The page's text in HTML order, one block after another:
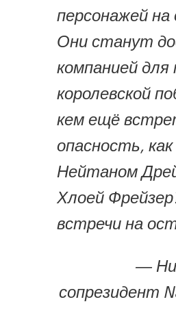
персонажей
Они станут
компанией для
королевской
кем ещё
опасность,
Нейтаном
Хлоей
встречи на
—
сопрезидент